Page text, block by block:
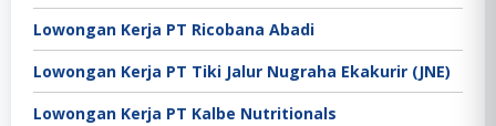
Lowongan Kerja PT Ricobana Abadi
Lowongan Kerja PT Tiki Jalur Nugraha Ekakurir (JNE)
Lowongan Kerja PT Kalbe Nutritionals